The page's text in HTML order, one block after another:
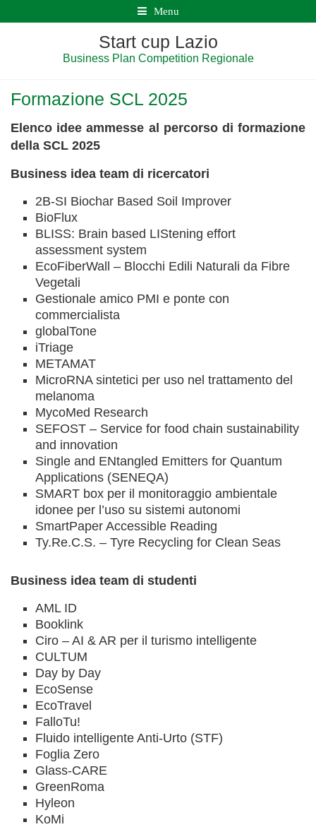
Menu
Start cup Lazio
Business Plan Competition Regionale
Formazione SCL 2025
Elenco idee ammesse al percorso di formazione
della SCL 2025
Business idea team di ricercatori
2B-SI Biochar Based Soil Improver
BioFlux
BLISS: Brain based LIStening effort
assessment system
EcoFiberWall – Blocchi Edili Naturali da Fibre
Vegetali
Gestionale amico PMI e ponte con
commercialista
globalTone
iTriage
METAMAT
MicroRNA sintetici per uso nel trattamento del
melanoma
MycoMed Research
SEFOST – Service for food chain sustainability
and innovation
Single and ENtangled Emitters for Quantum
Applications (SENEQA)
SMART box per il monitoraggio ambientale
idonee per l’uso su sistemi autonomi
SmartPaper Accessible Reading
Ty.Re.C.S. – Tyre Recycling for Clean Seas
Business idea team di studenti
AML ID
Booklink
Ciro – AI & AR per il turismo intelligente
CULTUM
Day by Day
EcoSense
EcoTravel
FalloTu!
Fluido intelligente Anti-Urto (STF)
Foglia Zero
Glass-CARE
GreenRoma
Hyleon
KoMi